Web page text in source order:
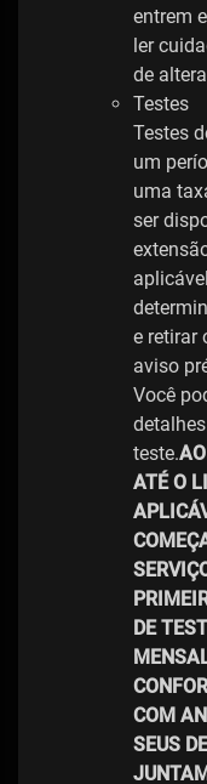
entrem
ler
de
Testes
Testes
um
uma
ser
e retirar
aviso
Você
teste.
ATÉ O
DE
COM
SEUS